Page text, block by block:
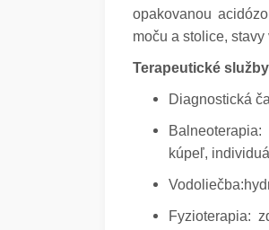
opakovanou
moču a stolice,
Terapeutické
Diagnostická
kúpeľ,
Fyzioterapia: